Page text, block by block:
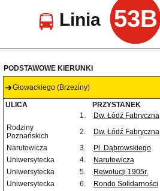
Linia 53B
PODSTAWOWE KIERUNKI
Głowackiego (Brzeziny)
ULICA PRZYSTANEK
1.
Dw. Łódź Fabryczna
Rodziny
Poznańskich
2. Dw. Łódź Fabryczna
Narutowicza 3. Pl. Dąbrowskiego
Uniwersytecka
4. Narutowicza
Uniwersytecka
5. Rewolucji 1905r.
Uniwersytecka
6. Rondo Solidarności